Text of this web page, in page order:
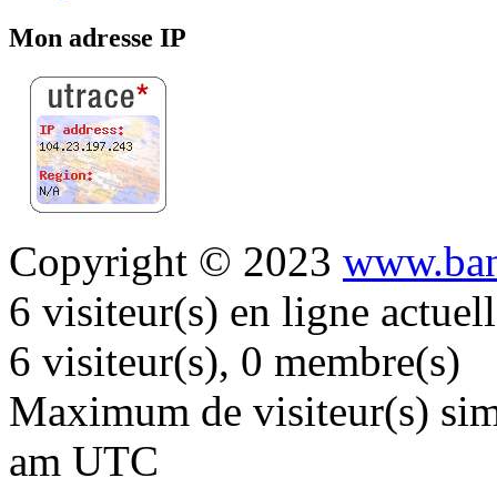
Mon adresse IP
Copyright © 2023
6 visiteur(s) en ligne
6 visiteur(s), 0 membre(s)
Maximum de visiteur(s)
am UTC